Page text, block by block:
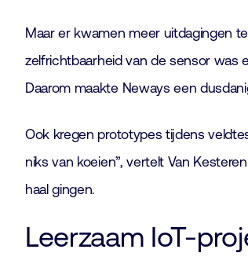
Maar er kwamen meer uitdagingen
zelfrichtbaarheid van de sensor was
Daarom maakte Neways een
Ook kregen prototypes tijdens
niks van koeien”, vertelt Van
haal gingen.
Leerzaam IoT-